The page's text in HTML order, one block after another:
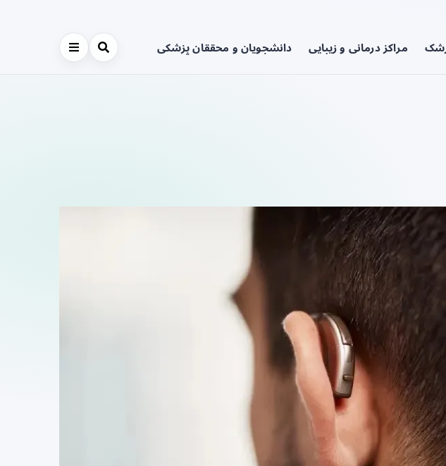
مراکز درمانی و زیبایی دانشجویان و محققان پزشکی